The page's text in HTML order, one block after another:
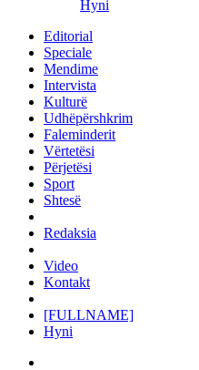
Hyni
Editorial
Speciale
Mendime
Intervista
Kulturë
Udhëpërshkrim
Faleminderit
Vërtetësi
Përjetësi
Sport
Shtesë
Redaksia
Video
Kontakt
[FULLNAME]
Hyni